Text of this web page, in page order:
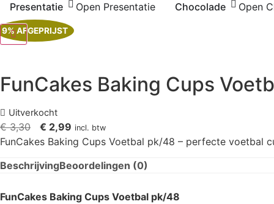
Presentatie
Open Presentatie Chocolade Open
9% AFGEPRIJST
FunCakes Baking Cups
Uitverkocht
€3,30
Oorspronkelijke
prijs
€ 3,30.
€ 2,99 Huidige
prijs
€ 2,99.
incl. btw
FunCakes Baking Cups Voetbal pk/48 – perfecte voetbal
BeschrijvingBeoordelingen (0)
FunCakes Baking Cups Voetbal pk/48